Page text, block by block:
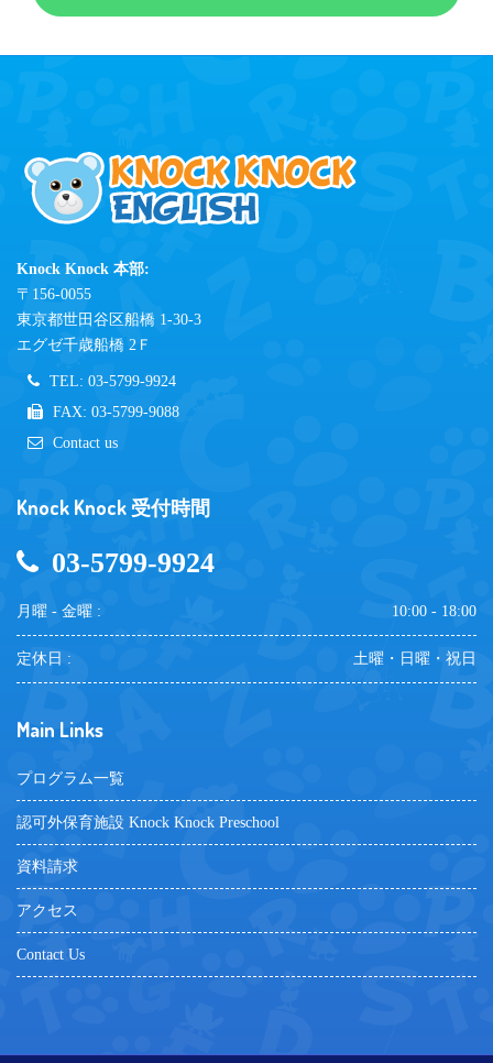
Knock Knock 本部:
〒156-0055
東京都世田谷区船橋 1-30-3
エグゼ千歳船橋 2Ｆ
TEL: 03-5799-9924
FAX: 03-5799-9088
Contact us
Knock Knock 受付時間
03-5799-9924
月曜 - 金曜 : 10:00 - 18:00
定休日 : 土曜・日曜・祝日
Main Links
プログラム一覧
認可外保育施設 Knock Knock Preschool
資料請求
アクセス
Contact Us